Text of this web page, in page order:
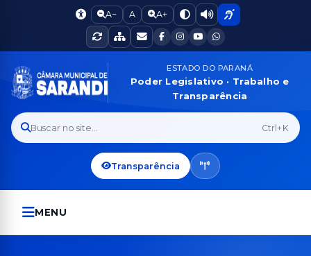
A− A A+
ESTADO DO PARANÁ
Poder Legislativo · Trabalho e
Transparência
Buscar no site... Ctrl+K
Transparência
MENU